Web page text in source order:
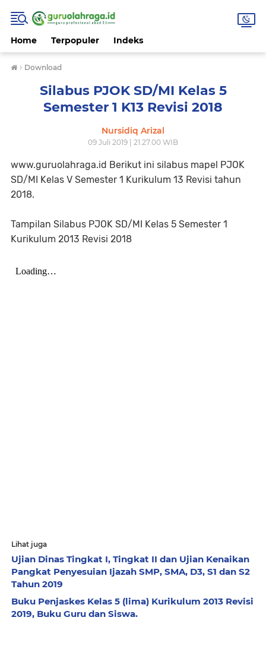
Home Terpopuler Indeks
› Download
Silabus PJOK SD/MI Kelas 5
Semester 1 K13 Revisi 2018
Nursidiq Arizal
09 Juli 2019 | 21.27.00 WIB
www.guruolahraga.id Berikut ini silabus mapel PJOK
SD/MI Kelas V Semester 1 Kurikulum 13 Revisi tahun
2018.
Tampilan Silabus PJOK SD/MI Kelas 5 Semester 1
Kurikulum 2013 Revisi 2018
Lihat juga
Ujian Dinas Tingkat I, Tingkat II dan Ujian Kenaikan
Pangkat Penyesuian Ijazah SMP, SMA, D3, S1 dan S2
Tahun 2019
Buku Penjaskes Kelas 5 (lima) Kurikulum 2013 Revisi
2019, Buku Guru dan Siswa.